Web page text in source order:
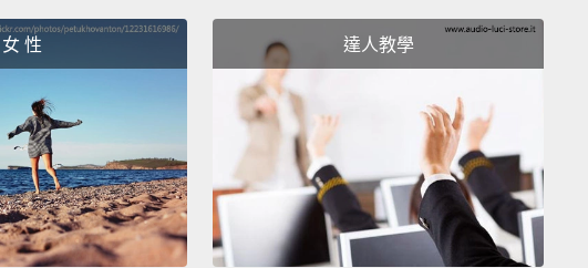
不要。
Do you remember when we went trick-or-treating last
night?
妳記得昨天晚上我們去要糖果嗎？
Yeah.
對啊。
女 性 達人教學